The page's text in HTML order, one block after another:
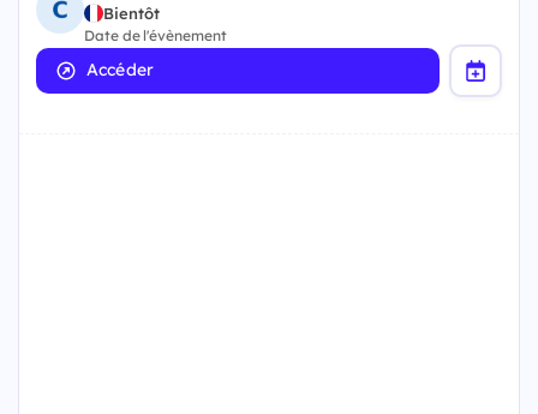
Bientôt
Date de l'évènement
Accéder